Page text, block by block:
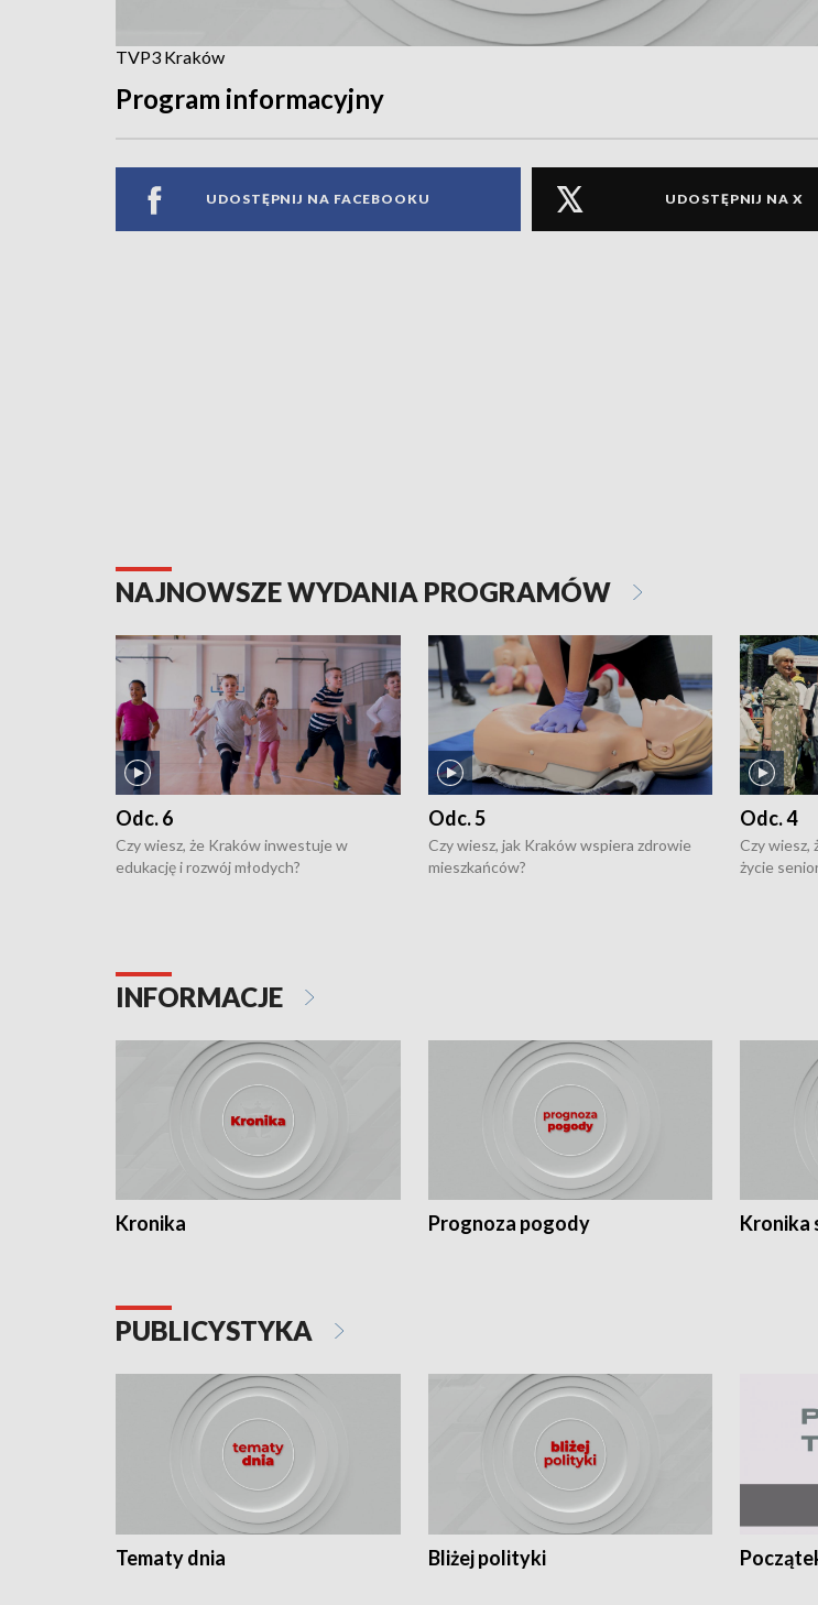
TVP3 Kraków
Program informacyjny
UDOSTĘPNIJ NA FACEBOOKU UDOSTĘPNIJ NA X
NAJNOWSZE WYDANIA PROGRAMÓW
Odc. 6
Czy wiesz, że Kraków inwestuje w
edukację i rozwój młodych?
Odc. 5
Czy wiesz, jak Kraków wspiera zdrowie
mieszkańców?
Odc. 4
Czy wiesz,
życie
INFORMACJE
Kronika Prognoza pogody Kronika
PUBLICYSTYKA
Tematy dnia Bliżej polityki